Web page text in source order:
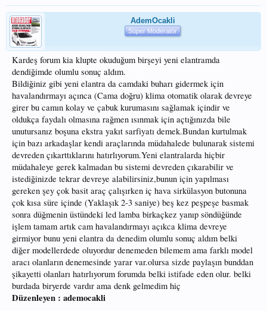
AdemOcakli
Süper Moderatör
Kardeş forum kia klupte okuduğum birşeyi yeni elantramda
dendiğimde olumlu sonuç aldım.
Bildiğiniz gibi yeni elantra da camdaki buharı gidermek için
havalandırmayı açınca (Cama doğru) klima otomatik olarak devreye
girer bu camın kolay ve çabuk kurumasını sağlamak içindir ve
oldukça faydalı olmasına rağmen ısınmak için açtığınızda bile
unutursanız boşuna ekstra yakıt sarfiyatı demek.Bundan kurtulmak
için bazı arkadaşlar kendi araçlarında müdahalede bulunarak sistemi
devreden çıkarttıklarını hatırlıyorum.Yeni elantralarda hiçbir
müdahaleye gerek kalmadan bu sistemi devreden çıkarabilir ve
istediğinizde tekrar devreye alabilirsiniz,bunun için yapılması
gereken şey çok basit araç çalışırken iç hava sirkülasyon butonuna
çok kısa süre içinde (Yaklaşık 2-3 saniye) beş kez peşpeşe basmak
sonra düğmenin üstündeki led lamba birkaçkez yanıp söndüğünde
işlem tamam artık cam havalandırmayı açıkca klima devreye
girmiyor bunu yeni elantra da denedim olumlu sonuç aldım belki
diğer modellerdede oluyordur denemeden bilemem ama farklı model
aracı olanların denemesinde yarar var.olursa sizde paylaşın bunddan
şikayetti olanları hatırlıyorum forumda belki istifade eden olur. belki
burdada biryerde vardır ama denk gelmedim hiç
Düzenleyen : ademocakli